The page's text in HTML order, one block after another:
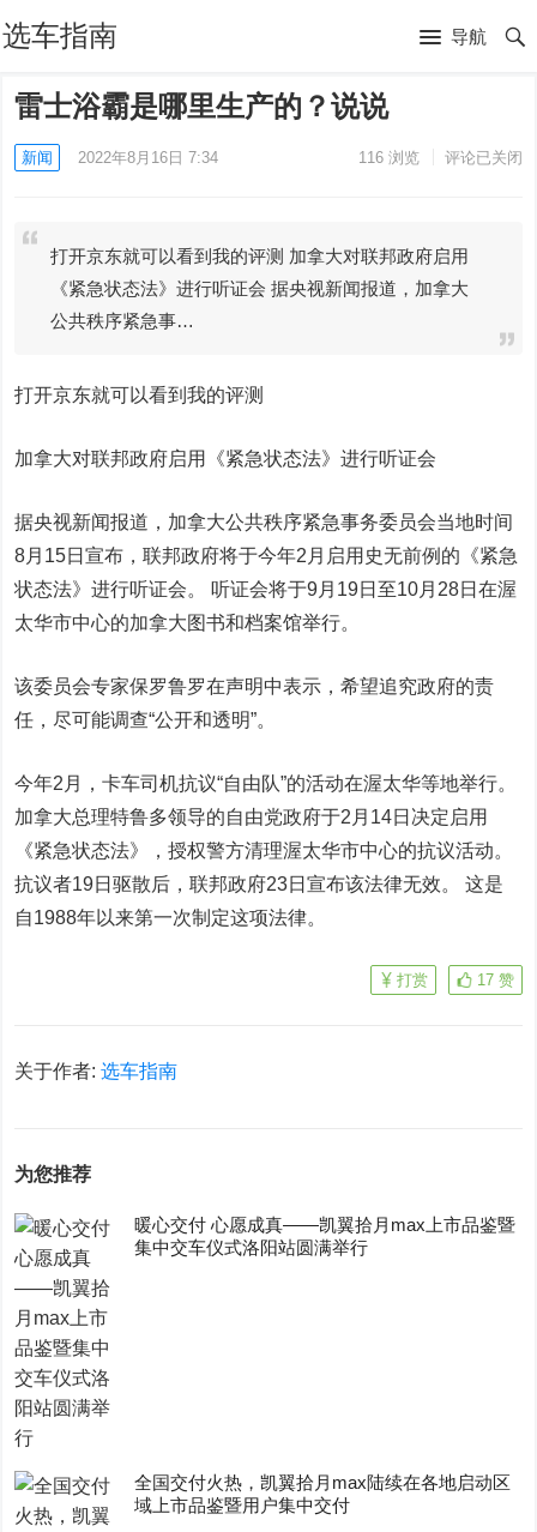
选车指南 导航
雷士浴霸是哪里生产的？说说
新闻 2022年8月16日 7:34 116浏览 评论已关闭
打开京东就可以看到我的评测 加拿大对联邦政府启用
《紧急状态法》进行听证会 据央视新闻报道，加拿大
公共秩序紧急事…
打开京东就可以看到我的评测
加拿大对联邦政府启用《紧急状态法》进行听证会
据央视新闻报道，加拿大公共秩序紧急事务委员会当地时间
8月15日宣布，联邦政府将于今年2月启用史无前例的《紧急
状态法》进行听证会。 听证会将于9月19日至10月28日在渥
太华市中心的加拿大图书和档案馆举行。
该委员会专家保罗鲁罗在声明中表示，希望追究政府的责
任，尽可能调查“公开和透明”。
今年2月，卡车司机抗议“自由队”的活动在渥太华等地举行。
加拿大总理特鲁多领导的自由党政府于2月14日决定启用
《紧急状态法》，授权警方清理渥太华市中心的抗议活动。
抗议者19日驱散后，联邦政府23日宣布该法律无效。 这是
自1988年以来第一次制定这项法律。
17 赞
打赏
关于作者:选车指南
为您推荐
暖心交付 心愿成真——凯翼拾月max上市品鉴暨
集中交车仪式洛阳站圆满举行
全国交付火热，凯翼拾月max陆续在各地启动区
域上市品鉴暨用户集中交付